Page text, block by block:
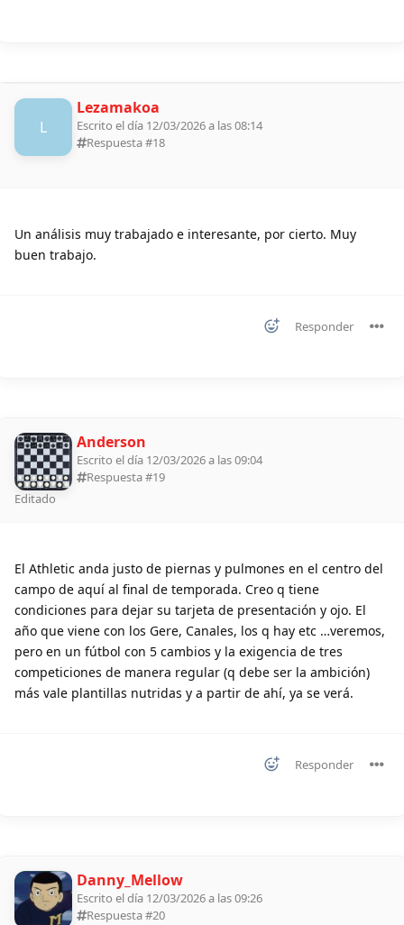
L
Lezamakoa
Escrito el día 12/03/2026 a las 08:14
Respuesta #18
Un análisis muy trabajado e interesante, por cierto. Muy
buen trabajo.
Responder
Anderson
Escrito el día 12/03/2026 a las 09:04
Respuesta #19
Editado
El Athletic anda justo de piernas y pulmones en el centro del
campo de aquí al final de temporada. Creo q tiene
condiciones para dejar su tarjeta de presentación y ojo. El
año que viene con los Gere, Canales, los q hay etc …veremos,
pero en un fútbol con 5 cambios y la exigencia de tres
competiciones de manera regular (q debe ser la ambición)
más vale plantillas nutridas y a partir de ahí, ya se verá.
Responder
Danny_Mellow
Escrito el día 12/03/2026 a las 09:26
Respuesta #20